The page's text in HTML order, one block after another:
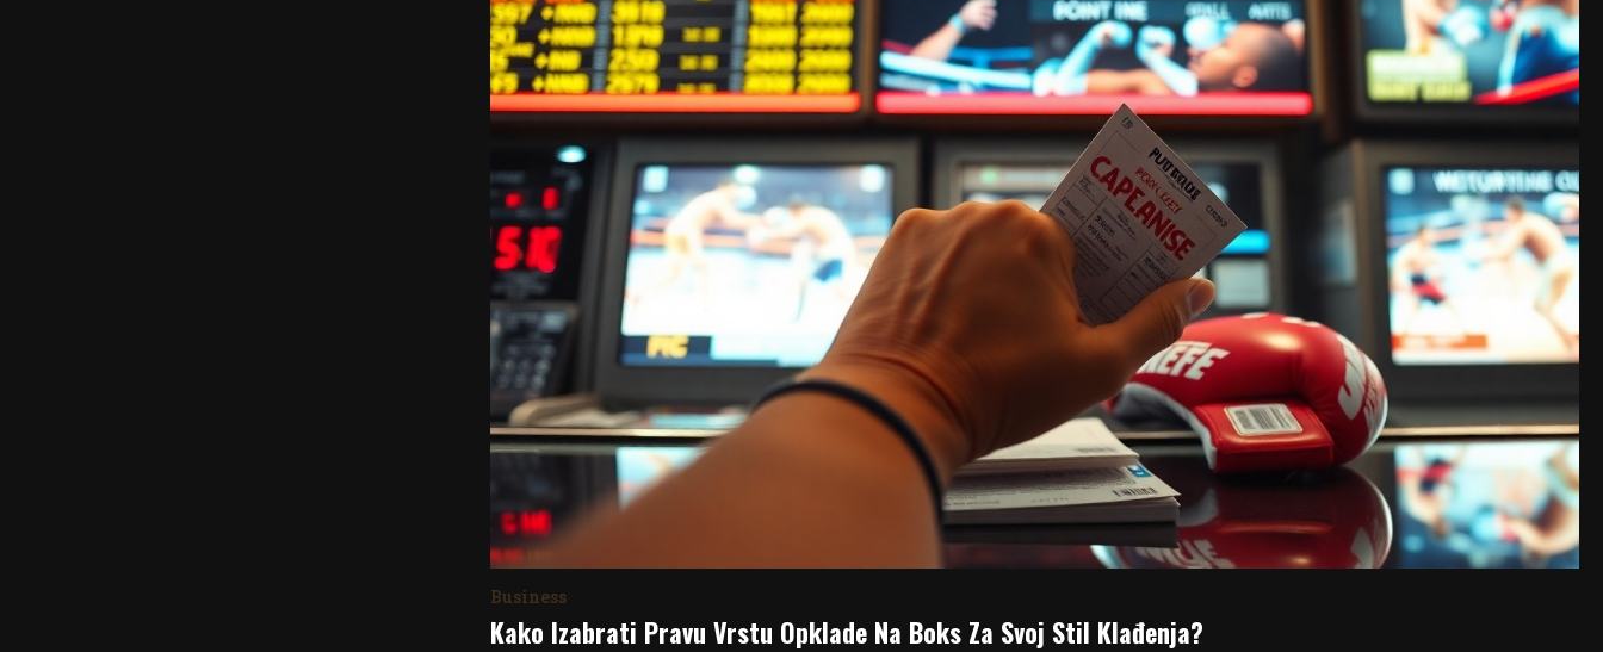
Business
Kako Izabrati Pravu Vrstu Opklade Na Boks Za Svoj Stil Klađenja?